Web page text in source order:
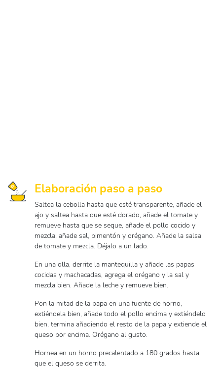
Elaboración paso a paso
Saltea la cebolla hasta que esté transparente, añade el
ajo y saltea hasta que esté dorado, añade el tomate y
remueve hasta que se seque, añade el pollo cocido y
mezcla, añade sal, pimentón y orégano. Añade la salsa
de tomate y mezcla. Déjalo a un lado.
En una olla, derrite la mantequilla y añade las papas
cocidas y machacadas, agrega el orégano y la sal y
mezcla bien. Añade la leche y remueve bien.
Pon la mitad de la papa en una fuente de horno,
extiéndela bien, añade todo el pollo encima y extiéndelo
bien, termina añadiendo el resto de la papa y extiende el
queso por encima. Orégano al gusto.
Hornea en un horno precalentado a 180 grados hasta
que el queso se derrita.